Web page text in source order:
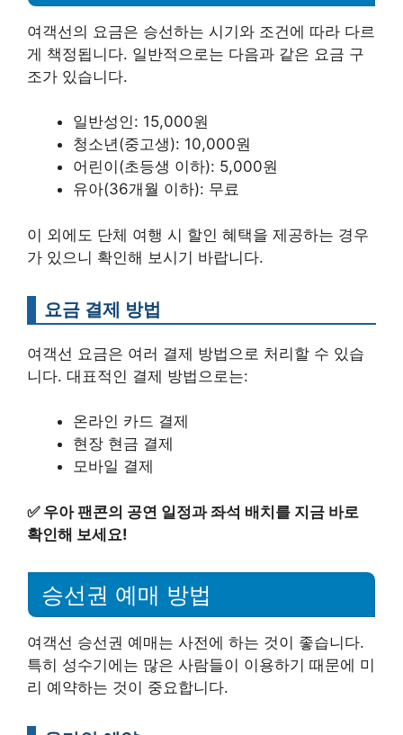
여객선의 요금은 승선하는 시기와 조건에 따라 다르
게 책정됩니다. 일반적으로는 다음과 같은 요금 구
조가 있습니다.
일반성인: 15,000원
청소년(중고생): 10,000원
어린이(초등생 이하): 5,000원
유아(36개월 이하): 무료
이 외에도 단체 여행 시 할인 혜택을 제공하는 경우
가 있으니 확인해 보시기 바랍니다.
요금 결제 방법
여객선 요금은 여러 결제 방법으로 처리할 수 있습
니다. 대표적인 결제 방법으로는:
온라인 카드 결제
현장 현금 결제
모바일 결제
✅ 우아 팬콘의 공연 일정과 좌석 배치를 지금 바로
확인해 보세요!
승선권 예매 방법
여객선 승선권 예매는 사전에 하는 것이 좋습니다.
특히 성수기에는 많은 사람들이 이용하기 때문에 미
리 예약하는 것이 중요합니다.